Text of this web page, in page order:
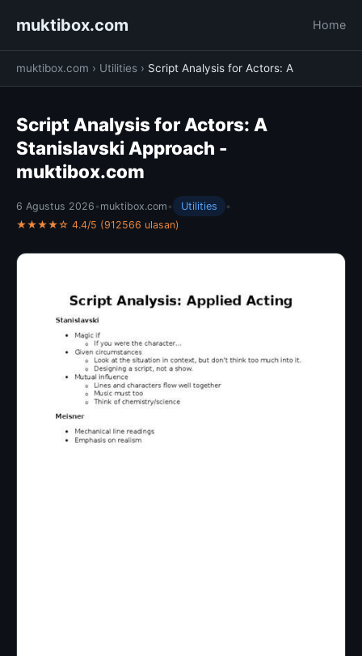
muktibox.com Home
muktibox.com › Utilities › Script Analysis for Actors: A
Script Analysis for Actors: A
Stanislavski Approach -
muktibox.com
6 Agustus 2026 • muktibox.com • Utilities
•
★★★★☆ 4.4/5 (912566 ulasan)